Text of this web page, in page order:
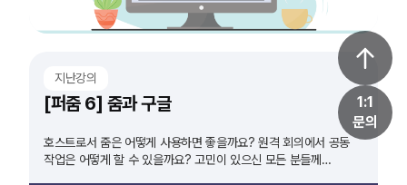
지난강의
[퍼줌 6] 줌과 구글
호스트로서 줌은 어떻게 사용하면 좋을까요? 원격 회의에서 공동
작업은 어떻게 할 수 있을까요? 고민이 있으신 모든 분들께
1:1
문의